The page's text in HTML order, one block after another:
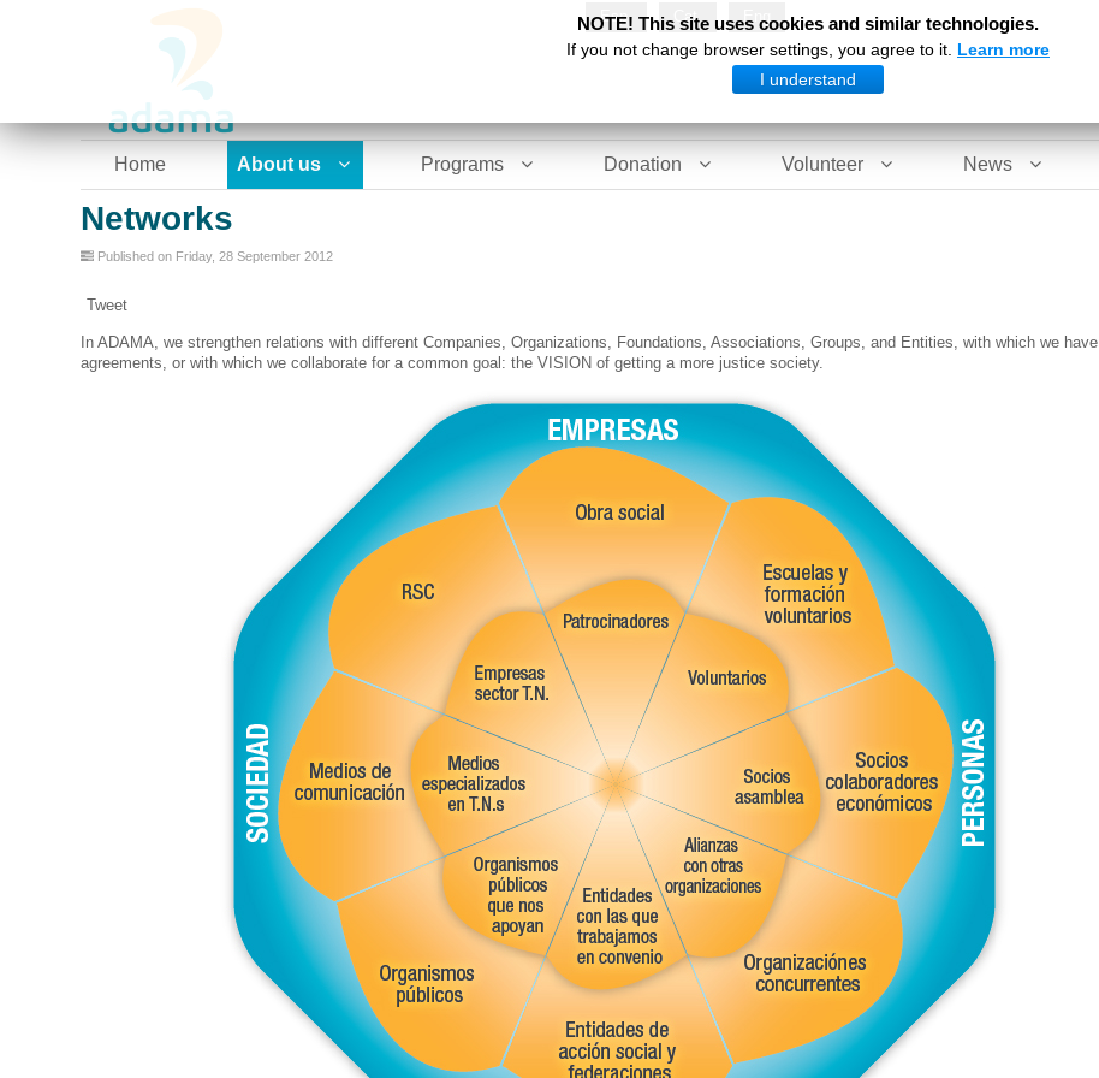
Esp Cat Eng
NOTE! This site uses cookies and similar technologies.
If you not change browser settings, you agree to it. Learn more
I understand
Home About us Programs Donation Volunteer News
Networks
Published on Friday, 28 September 2012
Tweet
In ADAMA, we strengthen relations with different Companies, Organizations, Foundations, Associations, Groups, and Entities, with which we have
agreements, or with which we collaborate for a common goal: the VISION of getting a more justice society.